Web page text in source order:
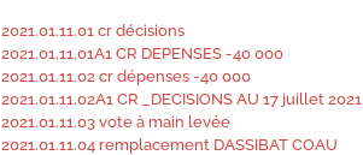
2021.01.11.01 cr décisions
2021.01.11.01A1 CR DEPENSES -40 000
2021.01.11.02 cr dépenses -40 000
2021.01.11.02A1 CR _DECISIONS AU 17 juillet 2021
2021.01.11.03 vote à main levée
2021.01.11.04 remplacement DASSIBAT COAU